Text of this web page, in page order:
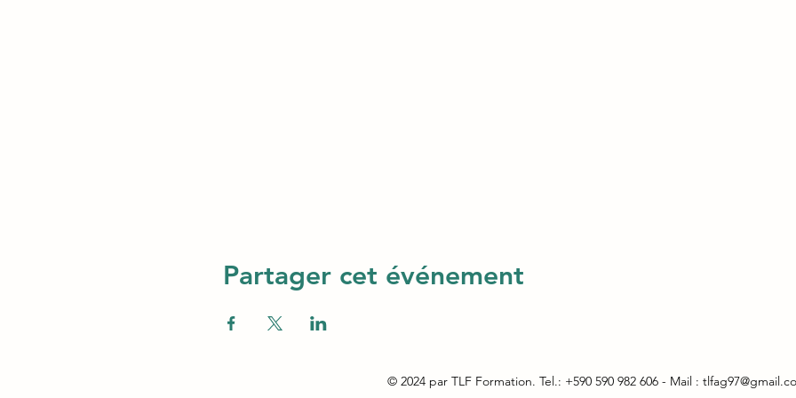
Partager cet événement
© 2024 par TLF Formation. Tel.: +590 590 982 606 - Mail :